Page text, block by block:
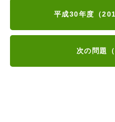
平成30年度（
次の問題